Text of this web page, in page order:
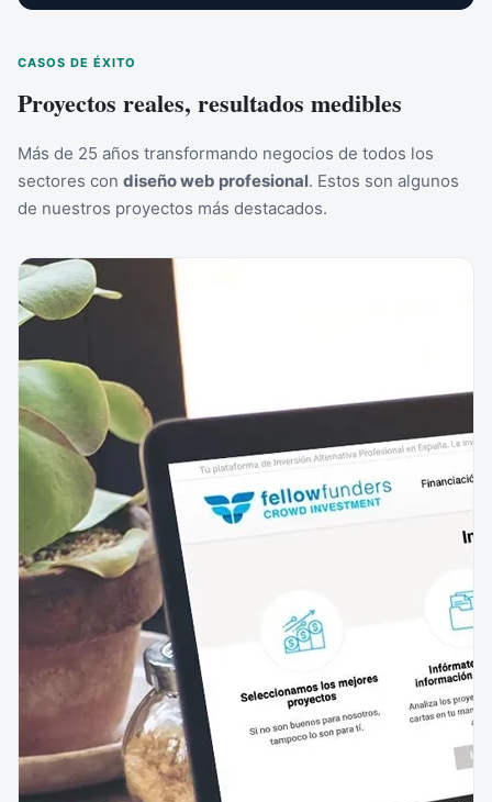
CASOS DE ÉXITO
Proyectos reales, resultados medibles
Más de 25 años transformando negocios de todos los
sectores con diseño web profesional. Estos son algunos
de nuestros proyectos más destacados.